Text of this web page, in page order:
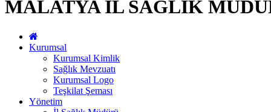
MALATYA İL SAĞLIK
Kurumsal
Kurumsal Kimlik
Sağlık Mevzuatı
Kurumsal Logo
Teşkilat Şeması
Yönetim